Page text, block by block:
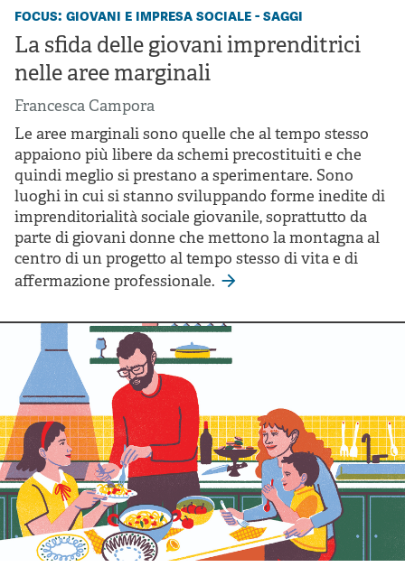
focus: giovani e impresa sociale - saggi
La sfida delle giovani imprenditrici
nelle aree marginali
Francesca Campora
Le aree marginali sono quelle che al tempo stesso
appaiono più libere da schemi precostituiti e che
quindi meglio si prestano a sperimentare. Sono
luoghi in cui si stanno sviluppando forme inedite di
imprenditorialità sociale giovanile, soprattutto da
parte di giovani donne che mettono la montagna al
centro di un progetto al tempo stesso di vita e di
affermazione professionale.